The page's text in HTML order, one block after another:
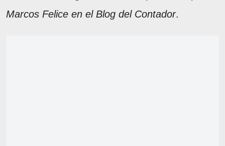
Marcos Felice en el Blog del Contador.